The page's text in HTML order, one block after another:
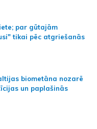
par gūtajām
tikai pēc atgriešanās
biometāna nozarē
un paplašinās